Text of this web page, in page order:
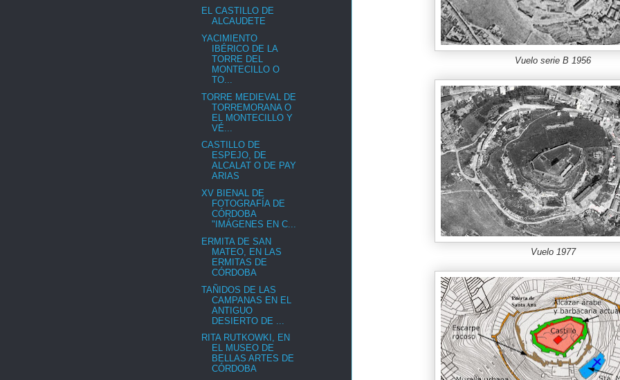
Vuelo serie B 1956
Vuelo 1977
EL CASTILLO DE
ALCAUDETE
YACIMIENTO
IBÉRICO DE LA
TORRE DEL
MONTECILLO O
TO...
TORRE MEDIEVAL DE
TORREMORANA O
EL MONTECILLO Y
VÉ...
CASTILLO DE
ESPEJO, DE
ALCALAT O DE PAY
ARIAS
XV BIENAL DE
FOTOGRAFÍA DE
CÓRDOBA
"IMÁGENES EN C...
ERMITA DE SAN
MATEO, EN LAS
ERMITAS DE
CÓRDOBA
TAÑIDOS DE LAS
CAMPANAS EN EL
ANTIGUO
DESIERTO DE ...
RITA RUTKOWKI, EN
EL MUSEO DE
BELLAS ARTES DE
CÓRDOBA